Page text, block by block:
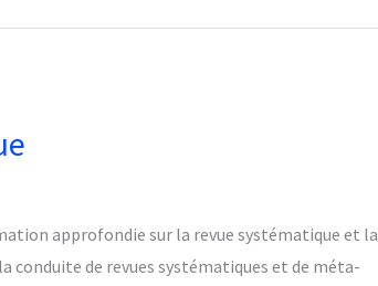
approfondie sur la revue systématique et la
conduite de revues systématiques et de méta-